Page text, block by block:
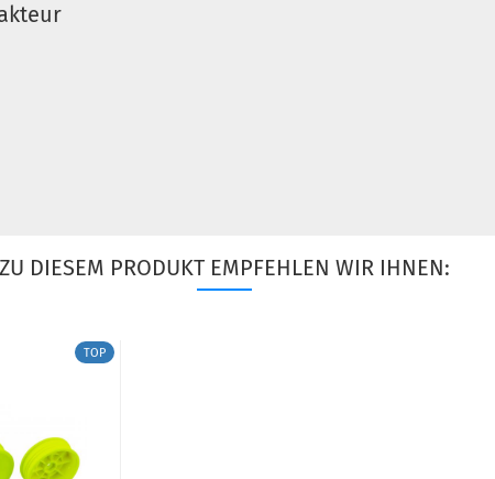
ZU DIESEM PRODUKT EMPFEHLEN WIR IHNEN:
TOP